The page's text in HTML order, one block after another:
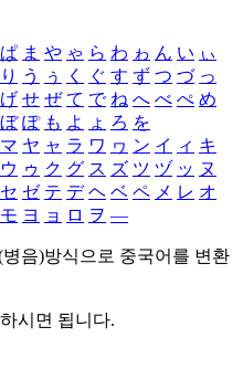
ぱ ま や ゃ ら わ ゎ ん い ぃ
り う ぅ く ぐ す ず つ づ っ
げ せ ぜ て で ね へ べ ぺ め
ぼ ぽ も よ ょ ろ を
マ ヤ ャ ラ ワ ヮ ン イ ィ キ
ウ ゥ ク グ ス ズ ツ ヅ ッ ヌ
セ ゼ テ デ ヘ ベ ペ メ レ オ
モ ヨ ョ ロ ヲ ―
병음)방식으로 중국어를 변환
시면 됩니다.